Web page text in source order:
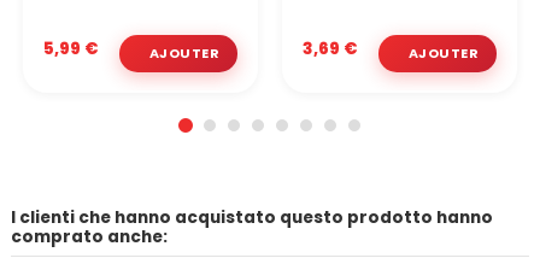
5,99 € 3,69 €
I clienti che hanno acquistato questo prodotto hanno
comprato anche: